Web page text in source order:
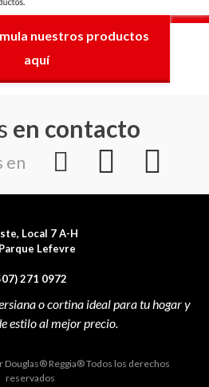
nuestros productos
aquí
en contacto
en
Local 7 A-H
Lefevre
271 0972
Reggia® Todos los derechos
reservados